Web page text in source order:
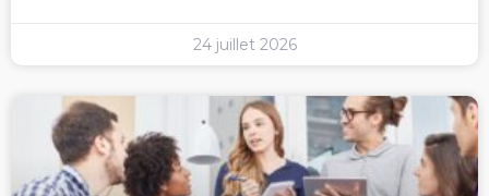
24 juillet 2026